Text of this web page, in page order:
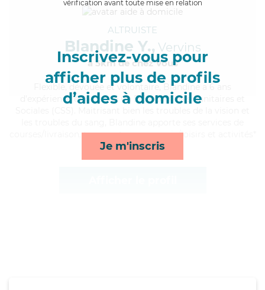
vérification avant toute mise en relation
Inscrivez-vous pour
afficher plus de profils
d’aides à domicile
Je m'inscris
ALTRUISTE
Blandine Y., Vervins
à 5km de chez Vous
, dévouée et volontaire, Blandine a 6 ans
d'expérience et possède un BEP Carrières Sanitaires et
courses/livraison, transports, compagnie/loisirs et activités*